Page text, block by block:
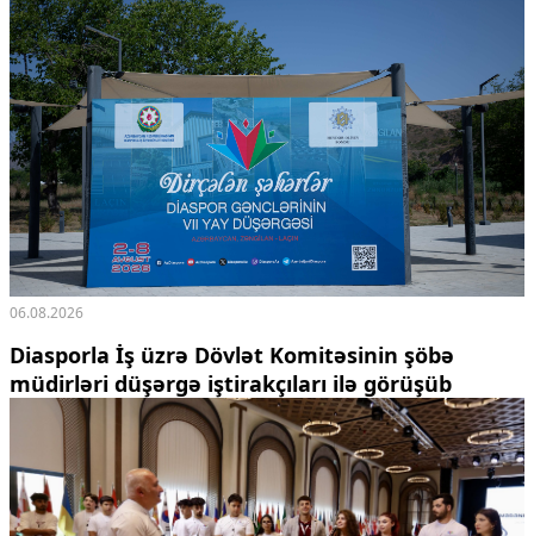
06.08.2026
Diasporla İş üzrə Dövlət Komitəsinin şöbə
müdirləri düşərgə iştirakçıları ilə görüşüb